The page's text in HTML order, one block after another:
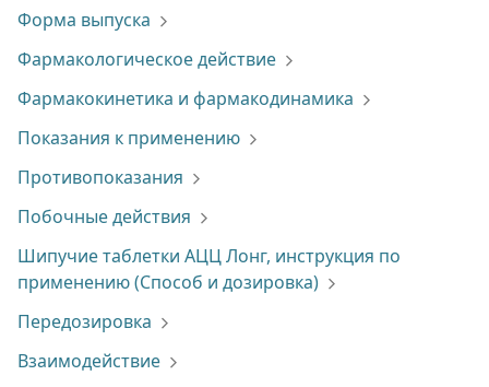
Форма выпуска
Фармакологическое действие
Фармакокинетика и фармакодинамика
Показания к применению
Противопоказания
Побочные действия
Шипучие таблетки АЦЦ Лонг, инструкция по
применению (Способ и дозировка)
Передозировка
Взаимодействие